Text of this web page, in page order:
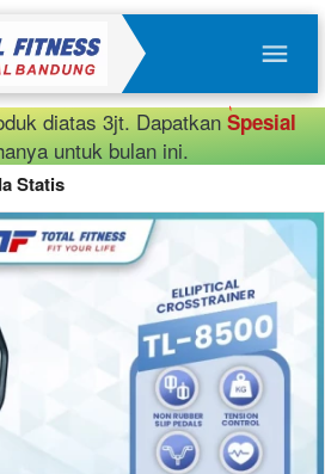
diatas 3jt. Dapatkan Spesial
untuk bulan ini.
Statis